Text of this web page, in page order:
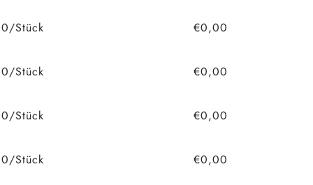
Stück €0,00
Stück €0,00
Stück €0,00
Stück €0,00